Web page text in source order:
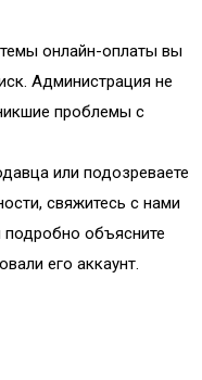
онлайн-оплаты вы
Администрация не
проблемы с
или подозреваете
свяжитесь с нами
объясните
его аккаунт.